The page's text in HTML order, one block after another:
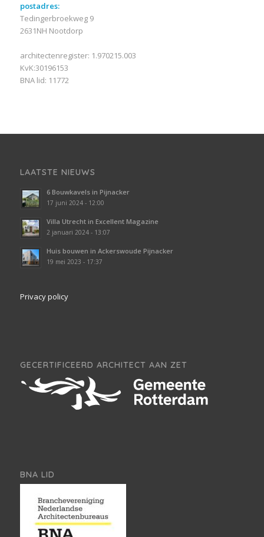
postadres:
Tedingerbroekweg 9
2631NH Nootdorp
architectenregister: 1.970215.003
KvK:30196153
BNA lid: 11772
LAATSTE NIEUWS
6 Bouwkavels in Pijnacker
17 juni 2024 - 12:00
Villa Utrecht in Excellent Magazine
2 januari 2024 - 13:07
Huis bouwen in Ackerswoude Pijnacker
19 mei 2023 - 17:37
Privacy policy
GECERTIFICEERD ARCHITECT AAN ZET
BNA LID